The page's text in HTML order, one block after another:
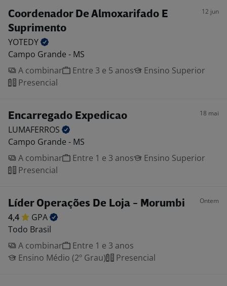
Coordenador De Almoxarifado E
Suprimento
12 jun
YOTEDY
Campo Grande - MS
A combinar
Entre 3 e 5 anos
Ensino Superior
Presencial
Encarregado Expedicao 18 mai
LUMAFERROS
Campo Grande - MS
A combinar
Entre 1 e 3 anos
Ensino Superior
Presencial
Líder Operações De Loja - Morumbi Ontem
4,4
GPA
Todo Brasil
A combinar
Entre 1 e 3 anos
Ensino Médio (2º Grau)
Presencial